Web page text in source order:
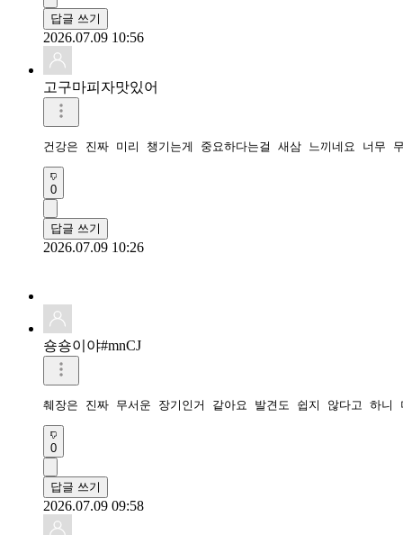
답글 쓰기
2026.07.09 10:56
고구마피자맛있어
건강은 진짜 미리 챙기는게 중요하다는걸 새삼 느끼네요 너무
0
답글 쓰기
2026.07.09 10:26
숑숑이야#mnCJ
췌장은 진짜 무서운 장기인거 같아요 발견도 쉽지 않다고 하니
0
답글 쓰기
2026.07.09 09:58